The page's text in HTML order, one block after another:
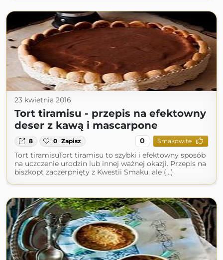
23 kwietnia 2016
Tort tiramisu - przepis na efektowny
deser z kawą i mascarpone
8 0 Zapisz 0 Smakowite
Tort tiramisuTort tiramisu to szybki i efektowny sposób
na uczczenie urodzin lub innej ważnej okazji. Przepis na
biszkopt zaczerpnięty z Kwestii Smaku, ale (...)